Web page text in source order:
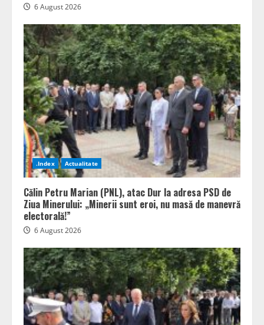
6 August 2026
.Index Actualitate
Călin Petru Marian (PNL), atac Dur la adresa PSD de
Ziua Minerului: „Minerii sunt eroi, nu masă de manevră
electorală!”
6 August 2026